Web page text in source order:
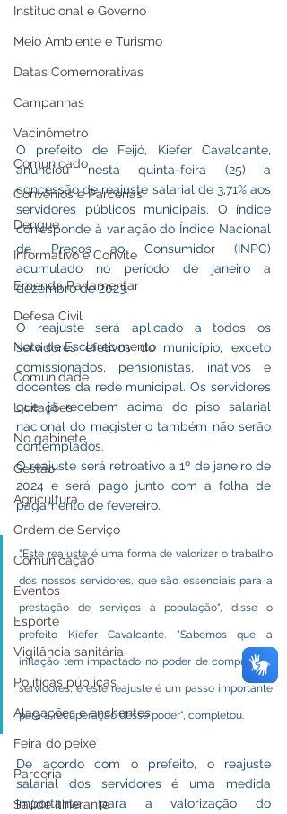
Institucional e Governo
Meio Ambiente e Turismo
Datas Comemorativas
Campanhas
Vacinômetro
Comunicado
Convênios e Parcerias
Dengue
Informativo e Convite
Emenda Parlamentar
Defesa Civil
Nota de Esclarecimento
Comunidade
Licitações
No gabinete
Gestão
Agricultura
Ordem de Serviço
Comunicação
Eventos
Esporte
Vigilância sanitária
Políticas públicas
Alagações e enchentes
Feira do peixe
Parceria
Saúde Itinerante
O prefeito de Feijó, Kiefer Cavalcante,
anunciou nesta quinta-feira (25) a
concessão de reajuste salarial de 3,71% aos
servidores públicos municipais. O índice
corresponde à variação do Índice Nacional
de Preços ao Consumidor (INPC)
acumulado no período de janeiro a
dezembro de 2023.
O reajuste será aplicado a todos os
servidores efetivos do município, exceto
comissionados, pensionistas, inativos e
docentes da rede municipal. Os servidores
que já recebem acima do piso salarial
nacional do magistério também não serão
contemplados.
O reajuste será retroativo a 1º de janeiro de
2024 e será pago junto com a folha de
pagamento de fevereiro.
"Este reajuste é uma forma de valorizar o trabalho
dos nossos servidores, que são essenciais para a
prestação de serviços à população", disse o
prefeito Kiefer Cavalcante. "Sabemos que a
inflação tem impactado no poder de compra dos
servidores, e este reajuste é um passo importante
para a recuperação desse poder", completou.
De acordo com o prefeito, o reajuste
salarial dos servidores é uma medida
importante para a valorização do